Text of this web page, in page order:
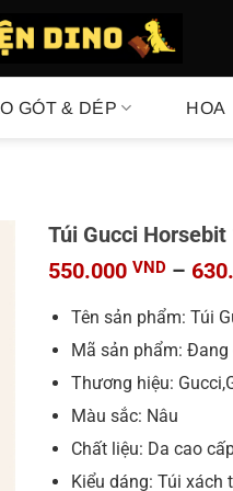
GÓT & DÉP HOA
Túi Gucci
550.000 VND –
Tên sản phẩm: Túi
Mã sản phẩm: Đang
Thương hiệu:
Màu sắc: Nâu
Chất liệu: Da cao
Kiểu dáng: Túi xách